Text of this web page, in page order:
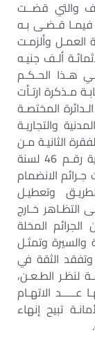
والتي قضــت
فيمـا قـضـى بـه
وألزمـت
ألـف جنيـه
هـذا الحـكـم
مـذكرة ارتـأت
المختصـة
والتجاريـة
الثانيـة مـن
المـادة الرابعـة مـن قـانون السلطة القضائية رقـم 46 لسنة
جـرائم الانضمام
وتعطيـل
التظـاهر خـارج
الجرائم المخلة
وتمثـل
وتفقد الثقة في
الطـعـن،
الاتهـام
تبيح إنهاء